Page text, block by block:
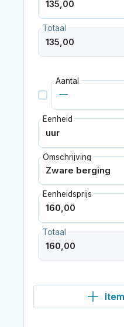
Totaal
Aantal
Eenheid
Omschrijving
Eenheidsprijs
Totaal